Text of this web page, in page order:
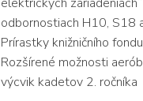
odbornostiach H10, S18
Prírastky knižničního
Rozšírené možnosti
výcvik kadetov 2. ročníka